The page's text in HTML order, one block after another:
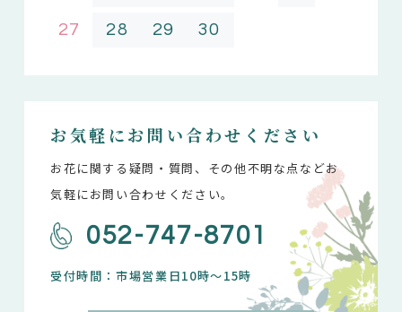
27 28 29 30
お気軽にお問い合わせください
お花に関する疑問・質問、その他不明な点などお
気軽にお問い合わせください。
052-747-8701
受付時間：市場営業日10時～15時